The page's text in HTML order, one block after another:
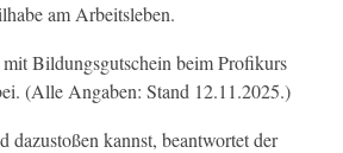
am Arbeitsleben.
Bildungsgutschein beim Profikurs
(Alle Angaben: Stand 12.11.2025.)
dazustoßen kannst, beantwortet der